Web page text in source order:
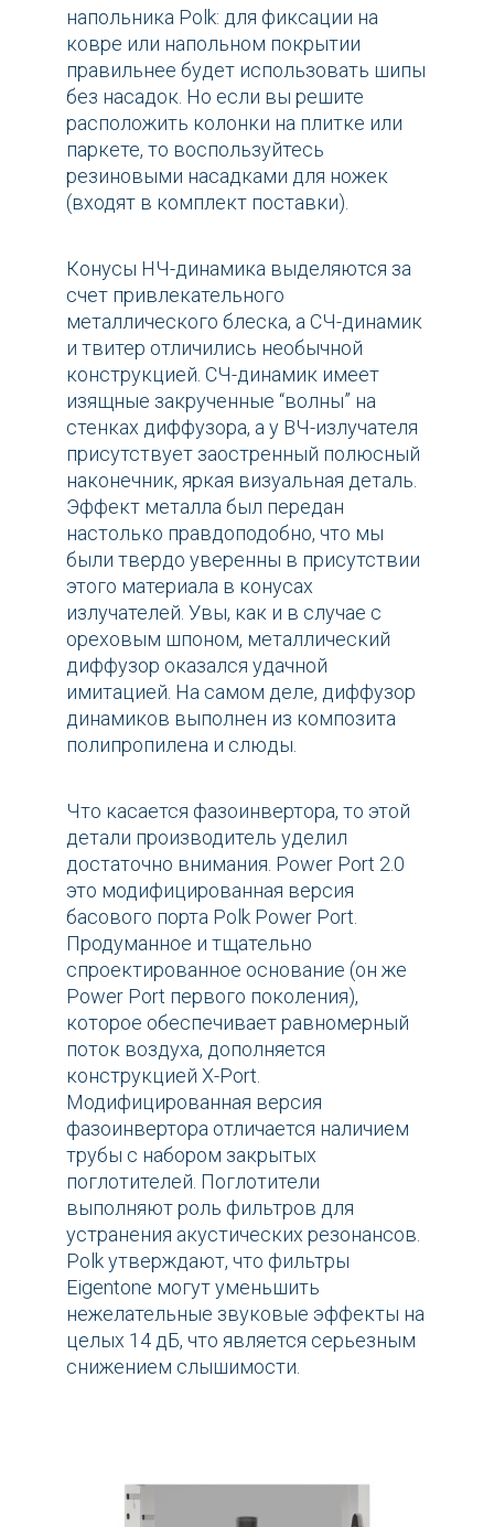
напольника Polk: для фиксации на
ковре или напольном покрытии
правильнее будет использовать шипы
без насадок. Но если вы решите
расположить колонки на плитке или
паркете, то воспользуйтесь
резиновыми насадками для ножек
(входят в комплект поставки).
Конусы НЧ-динамика выделяются за
счет привлекательного
металлического блеска, а СЧ-динамик
и твитер отличились необычной
конструкцией. СЧ-динамик имеет
изящные закрученные “волны” на
стенках диффузора, а у ВЧ-излучателя
присутствует заостренный полюсный
наконечник, яркая визуальная деталь.
Эффект металла был передан
настолько правдоподобно, что мы
были твердо уверенны в присутствии
этого материала в конусах
излучателей. Увы, как и в случае с
ореховым шпоном, металлический
диффузор оказался удачной
имитацией. На самом деле, диффузор
динамиков выполнен из композита
полипропилена и слюды.
Что касается фазоинвертора, то этой
детали производитель уделил
достаточно внимания. Power Port 2.0
это модифицированная версия
басового порта Polk Power Port.
Продуманное и тщательно
спроектированное основание (он же
Power Port первого поколения),
которое обеспечивает равномерный
поток воздуха, дополняется
конструкцией X-Port.
Модифицированная версия
фазоинвертора отличается наличием
трубы с набором закрытых
поглотителей. Поглотители
выполняют роль фильтров для
устранения акустических резонансов.
Polk утверждают, что фильтры
Eigentone могут уменьшить
нежелательные звуковые эффекты на
целых 14 дБ, что является серьезным
снижением слышимости.